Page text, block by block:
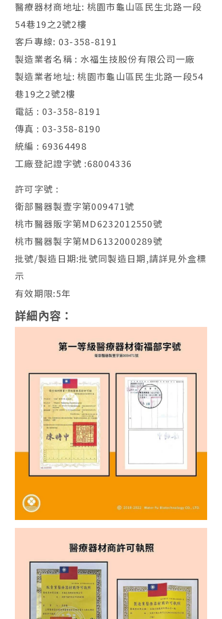
醫療器材商地址: 桃園市龜山區民生北路一段
54巷19之2號2樓
客戶專線: 03-358-8191
製造業者名稱 : 水福生技股份有限公司一廠
製造業者地址: 桃園市龜山區民生北路一段54
巷19之2號2樓
電話 : 03-358-8191
傳真 : 03-358-8190
統編 : 69364498
工廠登記證字號 :68004336
許可字號 :
衛部醫器製壹字第009471號
桃市醫器販字第MD6232012550號
桃市醫器製字第MD6132000289號
批號/製造日期:批號同製造日期,請詳見外盒標
示
有效期限:5年
詳細內容：